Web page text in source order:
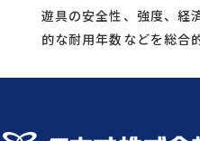
遊具の安全性、強度、経
的な耐用年数などを総合